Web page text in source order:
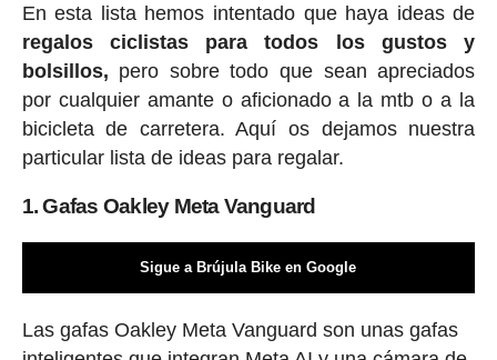
En esta lista hemos intentado que haya ideas de
regalos ciclistas para todos los gustos y
bolsillos, pero sobre todo que sean apreciados
por cualquier amante o aficionado a la mtb o a la
bicicleta de carretera. Aquí os dejamos nuestra
particular lista de ideas para regalar.
1. Gafas Oakley Meta Vanguard
Sigue a Brújula Bike en Google
Las gafas Oakley Meta Vanguard son unas gafas